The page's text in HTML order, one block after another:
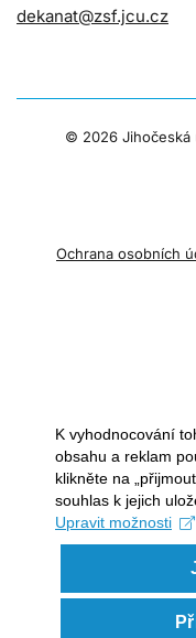
dekanat@zsf.jcu.cz
© 2026 Jihočeská
Ochrana osobních
K vyhodnocování
obsahu a reklam
klikněte na
souhlas k jejich
Upravit možnosti